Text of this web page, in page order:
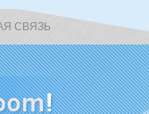
СВЯЗЬ